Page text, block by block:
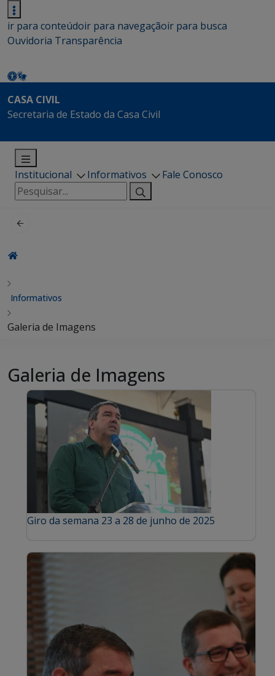
ir para conteúdoir para navegaçãoir para busca
Ouvidoria Transparência
CASA CIVIL
Secretaria de Estado da Casa Civil
Institucional Informativos
Fale Conosco
Pesquisar
por:
Informativos
Galeria de Imagens
Galeria de Imagens
Giro da semana 23 a 28 de junho de 2025